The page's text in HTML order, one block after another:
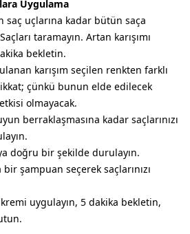
Uygulama
saç uçlarına kadar bütün saça
taramayın. Artan karışımı
bekletin.
karışım seçilen renkten farklı
çünkü bunun elde edilecek
olmayacak.
berraklaşmasına kadar saçlarınızı
doğru bir şekilde durulayın.
şampuan seçerek saçlarınızı
uygulayın, 5 dakika bekletin,